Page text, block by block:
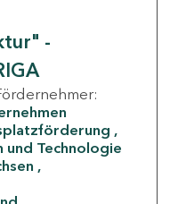
-
und Technologie